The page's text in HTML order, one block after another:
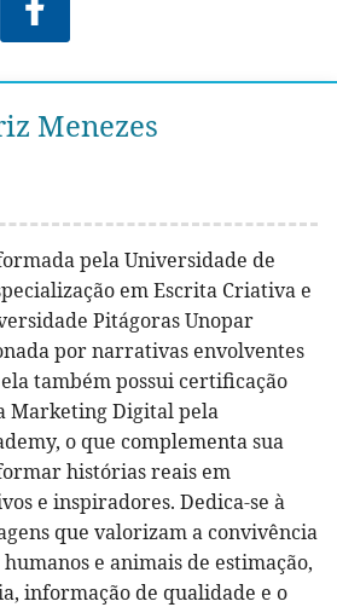
Menezes
pela Universidade de
em Escrita Criativa e
Pitágoras Unopar
por narrativas envolventes
também possui certificação
Marketing Digital pela
o que complementa sua
histórias reais em
e inspiradores. Dedica-se à
que valorizam a convivência
e animais de estimação,
informação de qualidade e o